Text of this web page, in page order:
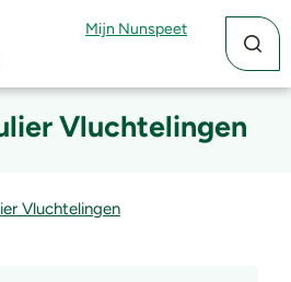
Mijn Nunspeet
Vluchtelingen
Vluchtelingen